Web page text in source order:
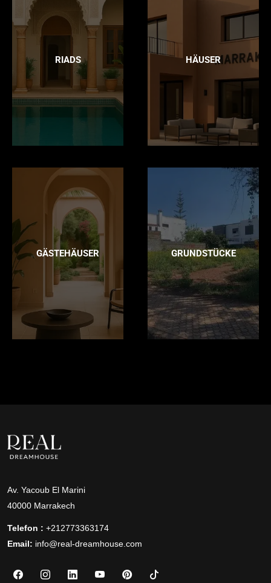
RIADS HÄUSER
GÄSTEHÄUSER GRUNDSTÜCKE
Av. Yacoub El Marini
40000 Marrakech
Telefon : +212773363174
Email: info@real-dreamhouse.com